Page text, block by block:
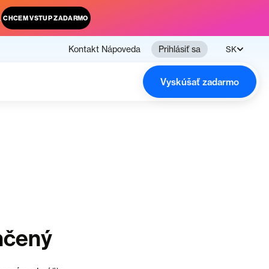
CHCEM VSTUP ZADARMO
Kontakt Nápoveda Prihlásiť sa SK
Vyskúšať zadarmo